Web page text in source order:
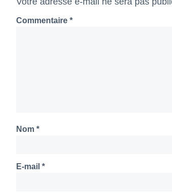
Commentaire *
Nom *
E-mail *